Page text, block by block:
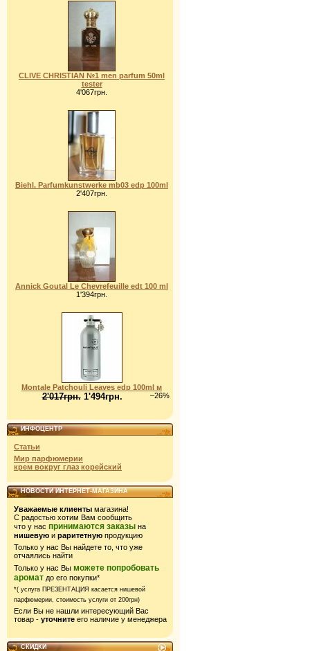
CLIVE CHRISTIAN №1 men parfum 50ml
tester
4'067грн.
Biehl. Parfumkunstwerke mb03 edp 100ml
2'407грн.
Annick Goutal Le Chevrefeuille edt 100 ml
1'394грн.
Montale Patchouli Leaves edp 100ml м
–26%
2'017грн.1'494грн.
ИНФОЦЕНТР
Статьи
Мир парфюмерии
крем вокруг глаз корейский
НОВОСТИ ИНТЕРНЕТ-МАГАЗИНА
Уважаемые клиенты магазина!
С радостью хотим Вам сообщить
что у нас принимаются заказы на
нишевую и раритетную продукцию
Только у нас Вы найдете то, что уже
отчаялись найти
Только у нас Вы можете попробовать
аромат до его покупки*
*( услуга ПРЕЗЕНТАЦИЯ касается нишевой
парфюмерии, стоимость услуги от 200грн)
Если Вы не нашли интересующий Вас
товар - уточните его наличие у менеджера
СКИДКИ